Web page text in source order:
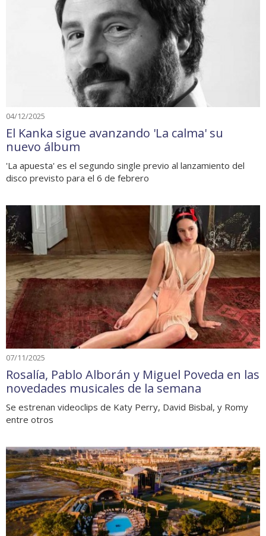
04/12/2025
El Kanka sigue avanzando 'La calma' su
nuevo álbum
'La apuesta' es el segundo single previo al lanzamiento del
disco previsto para el 6 de febrero
07/11/2025
Rosalía, Pablo Alborán y Miguel Poveda en las
novedades musicales de la semana
Se estrenan videoclips de Katy Perry, David Bisbal, y Romy
entre otros